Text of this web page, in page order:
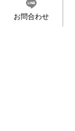
お問合わせ